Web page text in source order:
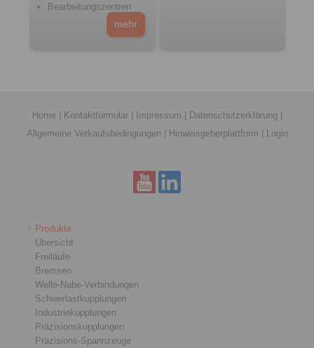
Bearbeitungszentren
mehr
Home| Kontaktformular| Impressum | Datenschutzerklärung |
Allgemeine Verkaufsbedingungen | Hinweisgeberplattform | Login
Produkte
Übersicht
Freiläufe
Bremsen
Welle-Nabe-Verbindungen
Schwerlastkupplungen
Industriekupplungen
Präzisionskupplungen
Präzisions-Spannzeuge